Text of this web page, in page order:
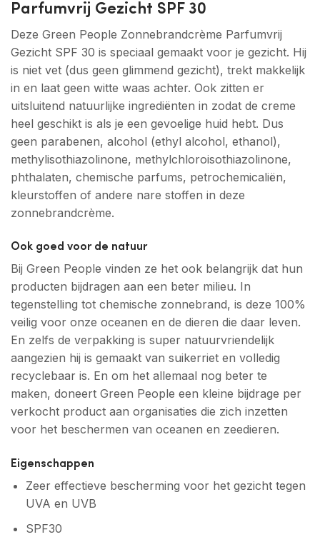
Parfumvrij Gezicht SPF 30
Deze Green People Zonnebrandcrème Parfumvrij
Gezicht SPF 30 is speciaal gemaakt voor je gezicht. Hij
is niet vet (dus geen glimmend gezicht), trekt makkelijk
in en laat geen witte waas achter. Ook zitten er
uitsluitend natuurlijke ingrediënten in zodat de creme
heel geschikt is als je een gevoelige huid hebt. Dus
geen parabenen, alcohol (ethyl alcohol, ethanol),
methylisothiazolinone, methylchloroisothiazolinone,
phthalaten, chemische parfums, petrochemicaliën,
kleurstoffen of andere nare stoffen in deze
zonnebrandcrème.
Ook goed voor de natuur
Bij Green People vinden ze het ook belangrijk dat hun
producten bijdragen aan een beter milieu. In
tegenstelling tot chemische zonnebrand, is deze 100%
veilig voor onze oceanen en de dieren die daar leven.
En zelfs de verpakking is super natuurvriendelijk
aangezien hij is gemaakt van suikerriet en volledig
recyclebaar is. En om het allemaal nog beter te
maken, doneert Green People een kleine bijdrage per
verkocht product aan organisaties die zich inzetten
voor het beschermen van oceanen en zeedieren.
Eigenschappen
Zeer effectieve bescherming voor het gezicht tegen
UVA en UVB
SPF30